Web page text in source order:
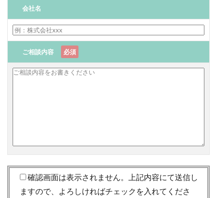
会社名
ご相談内容 必須
確認画面は表示されません。上記内容にて送信し
ますので、よろしければチェックを入れてくださ